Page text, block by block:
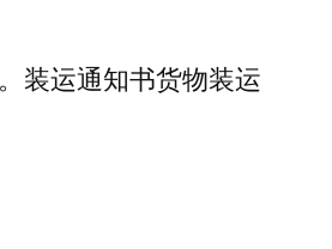
装运通知书货物装运